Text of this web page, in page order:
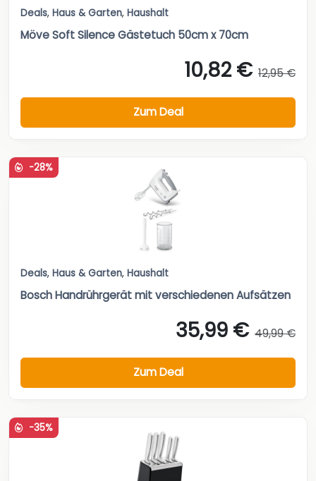
Deals, Haus & Garten, Haushalt
Möve Soft Silence Gästetuch 50cm x 70cm
10,82 € 12,95 €
Zum Deal
-28%
Deals, Haus & Garten, Haushalt
Bosch Handrührgerät mit verschiedenen Aufsätzen
35,99 € 49,99 €
Zum Deal
-35%